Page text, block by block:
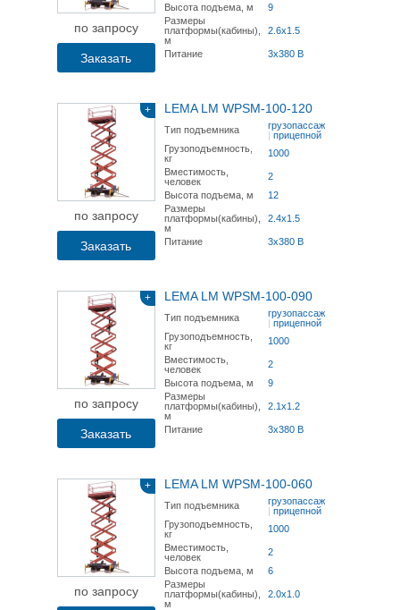
по запросу
Заказать
Высота подъема, м
9
Размеры
платформы(кабины),
м
2.6х1.5
Питание 3x380 В
+
по запросу
Заказать
LEMA LM WPSM-100-120
Тип подъемника
грузопассажирский
| прицепной
Грузоподъемность,
кг
1000
Вместимость,
человек
2
Высота подъема, м
12
Размеры
платформы(кабины),
м
2.4х1.5
Питание 3x380 В
+
по запросу
Заказать
LEMA LM WPSM-100-090
Тип подъемника
грузопассажирский
| прицепной
Грузоподъемность,
кг
1000
Вместимость,
человек
2
Высота подъема, м
9
Размеры
платформы(кабины),
м
2.1х1.2
Питание 3x380 В
+
по запросу
LEMA LM WPSM-100-060
Тип подъемника
грузопассажирский
| прицепной
Грузоподъемность,
кг
1000
Вместимость,
человек
2
Высота подъема, м
6
Размеры
платформы(кабины),
м
2.0х1.0